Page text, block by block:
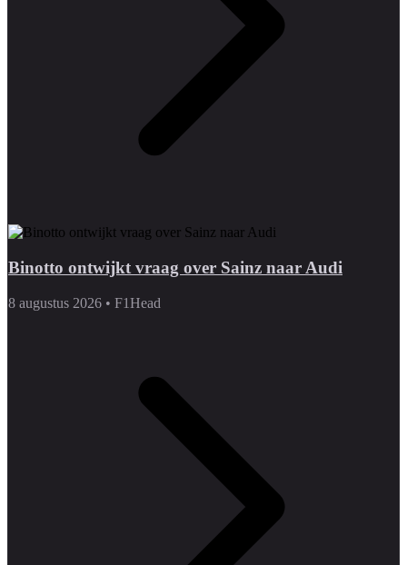
Binotto ontwijkt vraag over Sainz naar Audi
8 augustus 2026 • F1Head